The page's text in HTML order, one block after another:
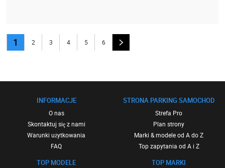
1 2 3 4 5 6
INFORMACJE
O nas
Skontaktuj się z nami
Warunki użytkowania
FAQ
TOP MODELE
STRONA PARKING SAMOCHOD
Strefa Pro
Plan strony
Marki & modele od A do Z
Top zapytania od A i Z
TOP MARKI